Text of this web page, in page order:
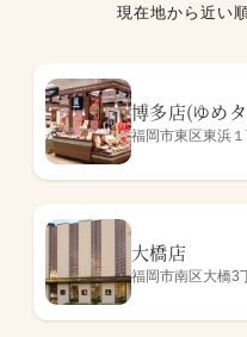
現在地から近い
博多店(ゆめ
福岡市東区東浜１
大橋店
福岡市南区大橋3